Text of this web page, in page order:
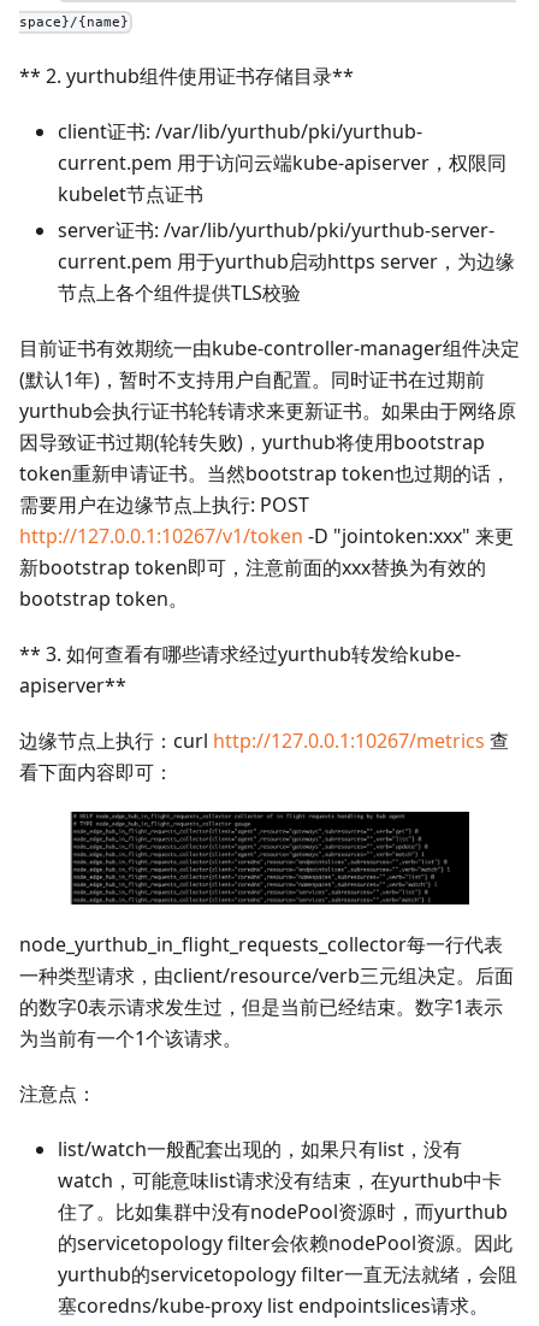
space}/{name}
** 2. yurthub组件使用证书存储目录**
client证书: /var/lib/yurthub/pki/yurthub-
current.pem 用于访问云端kube-apiserver，权限同
kubelet节点证书
server证书: /var/lib/yurthub/pki/yurthub-server-
current.pem 用于yurthub启动https server，为边缘
节点上各个组件提供TLS校验
目前证书有效期统一由kube-controller-manager组件决定
(默认1年)，暂时不支持用户自配置。同时证书在过期前
yurthub会执行证书轮转请求来更新证书。如果由于网络原
因导致证书过期(轮转失败)，yurthub将使用bootstrap
token重新申请证书。当然bootstrap token也过期的话，
需要用户在边缘节点上执行: POST
http://127.0.0.1:10267/v1/token -D "jointoken:xxx" 来更
新bootstrap token即可，注意前面的xxx替换为有效的
bootstrap token。
** 3. 如何查看有哪些请求经过yurthub转发给kube-
apiserver**
边缘节点上执行：curl http://127.0.0.1:10267/metrics 查
看下面内容即可：
node_yurthub_in_flight_requests_collector每一行代表
一种类型请求，由client/resource/verb三元组决定。后面
的数字0表示请求发生过，但是当前已经结束。数字1表示
为当前有一个1个该请求。
注意点：
list/watch一般配套出现的，如果只有list，没有
watch，可能意味list请求没有结束，在yurthub中卡
住了。比如集群中没有nodePool资源时，而yurthub
的servicetopology filter会依赖nodePool资源。因此
yurthub的servicetopology filter一直无法就绪，会阻
塞coredns/kube-proxy list endpointslices请求。